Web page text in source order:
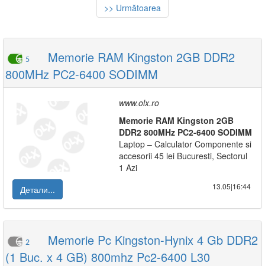
>> Următoarea
5
Memorie RAM Kingston 2GB DDR2
800MHz PC2-6400 SODIMM
www.olx.ro
Memorie RAM Kingston 2GB
DDR2 800MHz PC2-6400 SODIMM
Laptop – Calculator Componente si
accesorii 45 lei Bucuresti, Sectorul
1 Azi
Детали...
13.05|16:44
2
Memorie Pc Kingston-Hynix 4 Gb DDR2
(1 Buc. x 4 GB) 800mhz Pc2-6400 L30